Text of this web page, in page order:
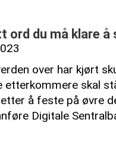
ord du må klare å
over har kjørt
etterkommere skal
å feste på øvre
Digitale